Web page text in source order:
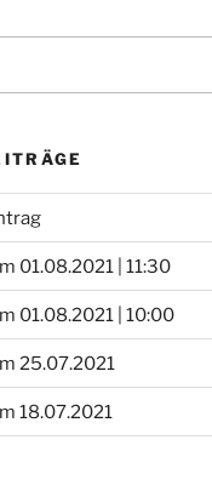
01.08.2021 | 11:30
01.08.2021 | 10:00
25.07.2021
18.07.2021